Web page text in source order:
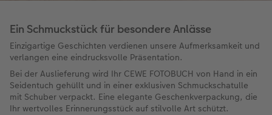
Ein Schmuckstück für besondere Anlässe
Einzigartige Geschichten verdienen unsere Aufmerksamkeit und
verlangen eine eindrucksvolle Präsentation.
Bei der Auslieferung wird Ihr CEWE FOTOBUCH von Hand in ein
Seidentuch gehüllt und in einer exklusiven Schmuckschatulle
mit Schuber verpackt. Eine elegante Geschenkverpackung, die
Ihr wertvolles Erinnerungsstück auf stilvolle Art schützt.